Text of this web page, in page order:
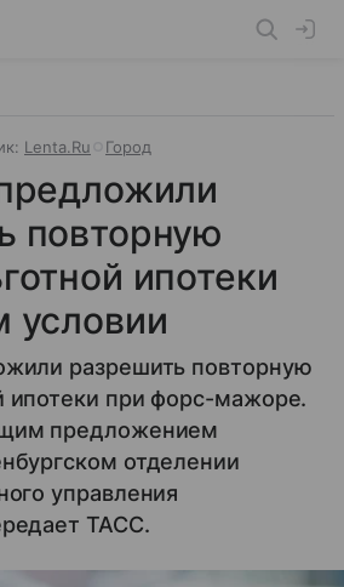
Lenta.Ru Город
повторную
ипотеки
условии
разрешить повторную
ипотеки при форс-мажоре.
предложением
отделении
управления
ТАСС.